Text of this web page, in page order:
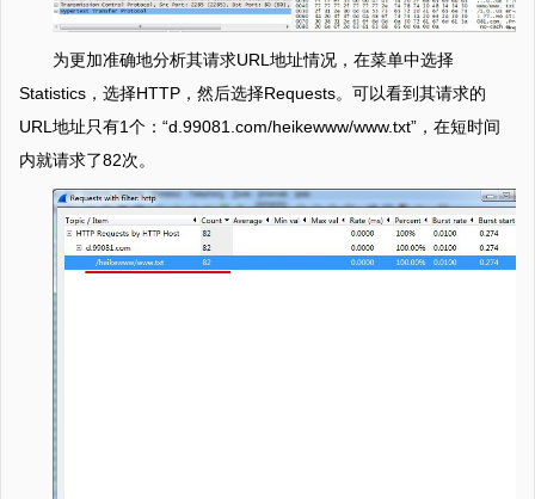
为更加准确地分析其请求URL地址情况，在菜单中选择
Statistics，选择HTTP，然后选择Requests。可以看到其请求的
URL地址只有1个：“d.99081.com/heikewww/www.txt”，在短时间
内就请求了82次。